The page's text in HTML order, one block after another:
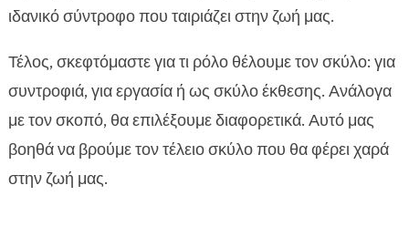
ιδανικό σύντροφο που ταιριάζει στην ζωή μας.
Τέλος, σκεφτόμαστε για τι ρόλο θέλουμε τον σκύλο: για
συντροφιά, για εργασία ή ως σκύλο έκθεσης. Ανάλογα
με τον σκοπό, θα επιλέξουμε διαφορετικά. Αυτό μας
βοηθά να βρούμε τον τέλειο σκύλο που θα φέρει χαρά
στην ζωή μας.